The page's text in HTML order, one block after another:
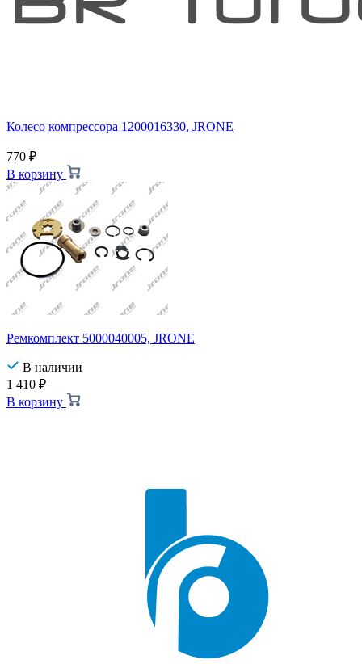
Колесо компрессора 1200016330, JRONE
770 ₽
В корзину
Ремкомплект 5000040005, JRONE
В наличии
1 410 ₽
В корзину